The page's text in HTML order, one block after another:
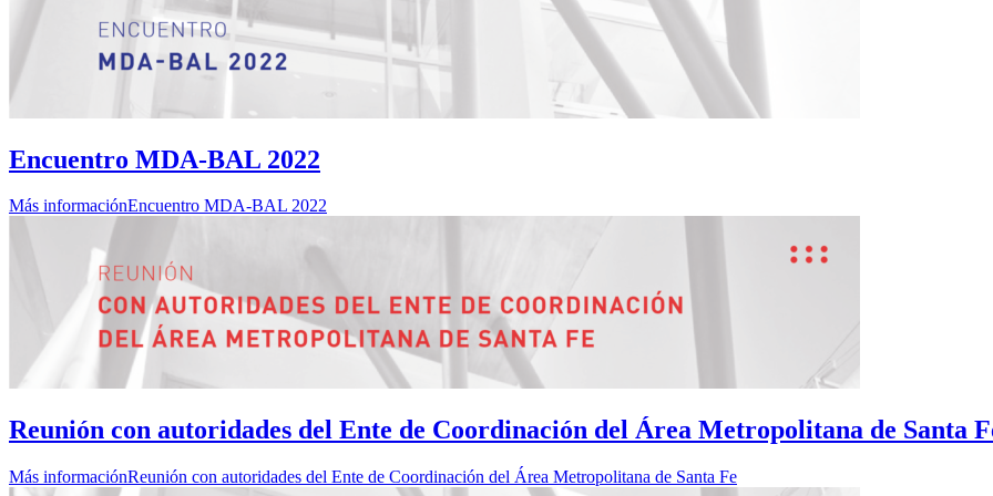
Encuentro MDA-BAL 2022
Más informaciónEncuentro MDA-BAL 2022
Reunión con autoridades del Ente de Coordinación del Área Metropolitana de Santa
Más informaciónReunión con autoridades del Ente de Coordinación del Área Metropolitana de Santa Fe